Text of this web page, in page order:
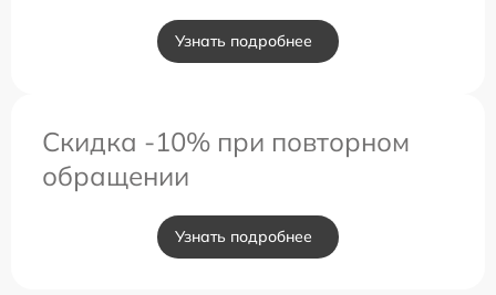
Узнать подробнее
Скидка -10% при повторном
обращении
Узнать подробнее